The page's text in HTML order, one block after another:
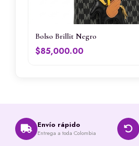
Bolso Brillit Negro
$85,000.00
Envío rápido
Entrega a toda Colombia